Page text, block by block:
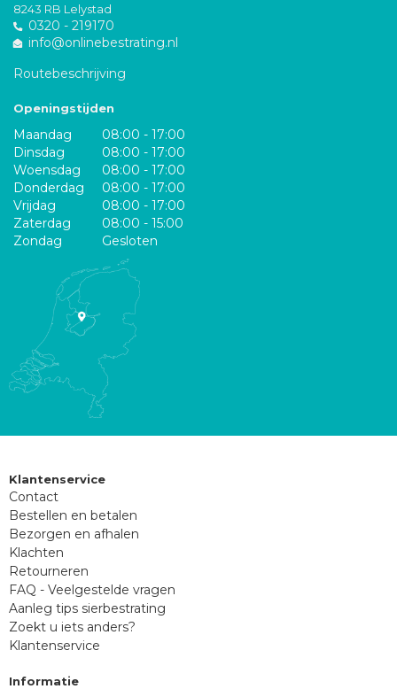
8243 RB Lelystad
0320 - 219170
info@onlinebestrating.nl
Routebeschrijving
Openingstijden
Maandag
08:00 - 17:00
Dinsdag
08:00 - 17:00
Woensdag
08:00 - 17:00
Donderdag
08:00 - 17:00
Vrijdag
08:00 - 17:00
Zaterdag
08:00 - 15:00
Zondag
Gesloten
Klantenservice
Contact
Bestellen en betalen
Bezorgen en afhalen
Klachten
Retourneren
FAQ - Veelgestelde vragen
Aanleg tips sierbestrating
Zoekt u iets anders?
Klantenservice
Informatie